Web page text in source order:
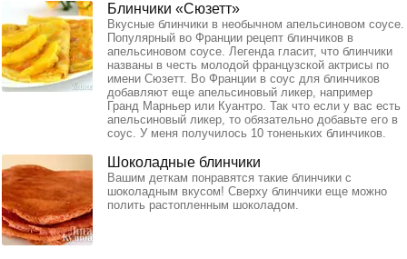
Блинчики «Сюзетт»
Вкусные блинчики в необычном апельсиновом соусе.
Популярный во Франции рецепт блинчиков в
апельсиновом соусе. Легенда гласит, что блинчики
названы в честь молодой французской актрисы по
имени Сюзетт. Во Франции в соус для блинчиков
добавляют еще апельсиновый ликер, например
Гранд Марньер или Куантро. Так что если у вас есть
апельсиновый ликер, то обязательно добавьте его в
соус. У меня получилось 10 тоненьких блинчиков.
Шоколадные блинчики
Вашим деткам понравятся такие блинчики с
шоколадным вкусом! Сверху блинчики еще можно
полить растопленным шоколадом.